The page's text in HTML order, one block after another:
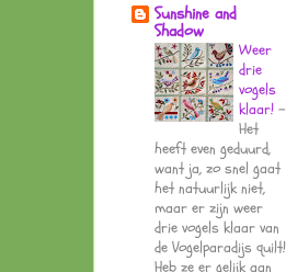
Sunshine and
Shadow
Weer
drie
vogels
klaar! -
Het
heeft even geduurd,
want ja, zo snel gaat
het natuurlijk niet,
maar er zijn weer
drie vogels klaar van
de Vogelparadijs quilt!
Heb ze er gelijk aan